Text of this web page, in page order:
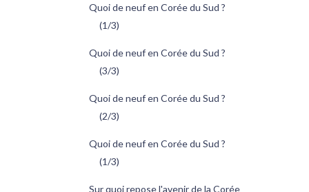
Quoi de neuf en Corée du Sud ?
(1/3)
Quoi de neuf en Corée du Sud ?
(3/3)
Quoi de neuf en Corée du Sud ?
(2/3)
Quoi de neuf en Corée du Sud ?
(1/3)
Sur quoi repose l'avenir de la Corée